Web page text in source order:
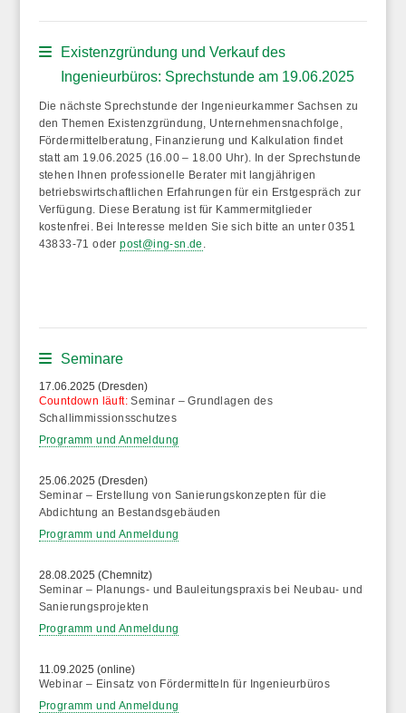
Existenzgründung und Verkauf des
Ingenieurbüros: Sprechstunde am 19.06.2025
Die nächste Sprechstunde der Ingenieurkammer Sachsen zu
den Themen Existenzgründung, Unternehmensnachfolge,
Fördermittelberatung, Finanzierung und Kalkulation findet
statt am 19.06.2025 (16.00 – 18.00 Uhr) . In der Sprechstunde
stehen Ihnen professionelle Berater mit langjährigen
betriebswirtschaftlichen Erfahrungen für ein Erstgespräch zur
Verfügung. Diese Beratung ist für Kammermitglieder
kostenfrei. Bei Interesse melden Sie sich bitte an unter 0351
43833-71 oderpost@ing-sn.de
Seminare
17.06.2025 (Dresden)
Countdown läuft:Seminar – Grundlagen des
Schallimmissionsschutzes
Programm und Anmeldung
25.06.2025 (Dresden)
Seminar – Erstellung von Sanierungskonzepten für die
Abdichtung an Bestandsgebäuden
Programm und Anmeldung
28.08.2025 (Chemnitz)
Seminar – Planungs- und Bauleitungspraxis bei Neubau- und
Sanierungsprojekten
Programm und Anmeldung
11.09.2025 (online)
Webinar – Einsatz von Fördermitteln für Ingenieurbüros
Programm und Anmeldung